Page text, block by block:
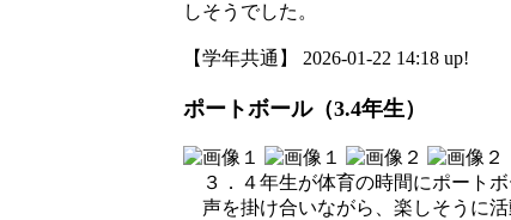
しそうでした。
【学年共通】 2026-01-22 14:18 up!
ポートボール（3.4年生）
３．４年生が体育の時間にポート
声を掛け合いながら、楽しそうに活